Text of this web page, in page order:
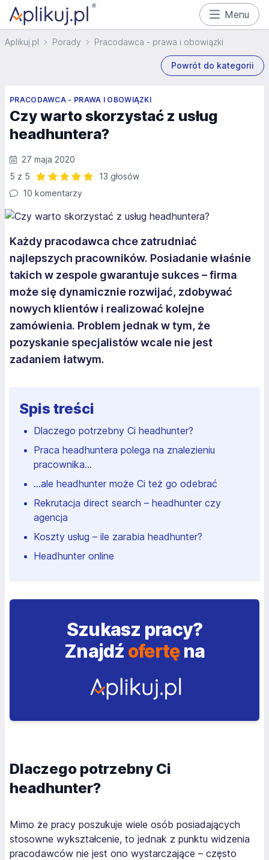
Menu
Aplikuj.pl Porady Pracodawca - prawa i obowiązki
Powrót do kategorii
PRACODAWCA - PRAWA I OBOWIĄZKI
Czy warto skorzystać z usług
headhuntera?
27 maja 2020
5 z 5
13 głosów
10 komentarzy
Każdy pracodawca chce zatrudniać
najlepszych pracowników. Posiadanie właśnie
takich w zespole gwarantuje sukces – firma
może się dynamicznie rozwijać, zdobywać
nowych klientów i realizować kolejne
zamówienia. Problem jednak w tym, że
pozyskanie specjalistów wcale nie jest
zadaniem łatwym.
Spis treści
Dlaczego potrzebny Ci headhunter?
Praca headhuntera polega na znalezieniu
pracownika…
…ale headhunter może Ci też go odebrać
Rekrutacja direct search – headhunter czy
agencja
Koszty usług – ile zarabia headhunter?
Headhunter online
Szukasz pracy?
Znajdź ofertęna
Dlaczego potrzebny Ci
headhunter?
Mimo że pracy poszukuje wiele osób posiadających
stosowne wykształcenie, to jednak z punktu widzenia
pracodawców nie jest ono wystarczające – często